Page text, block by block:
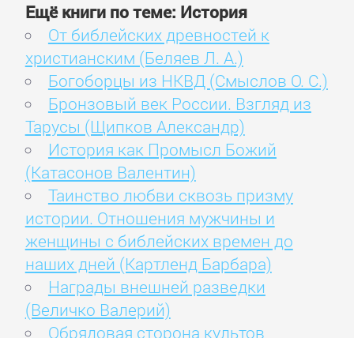
Ещё книги по теме: История
От библейских древностей к
христианским (Беляев Л. А.)
Богоборцы из НКВД (Смыслов О. С.)
Бронзовый век России. Взгляд из
Тарусы (Щипков Александр)
История как Промысл Божий
(Катасонов Валентин)
Таинство любви сквозь призму
истории. Отношения мужчины и
женщины с библейских времен до
наших дней (Картленд Барбара)
Награды внешней разведки
(Величко Валерий)
Обрядовая сторона культов